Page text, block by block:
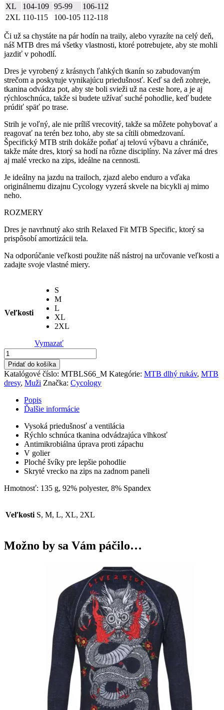
XL
104-109 95-99
106-112
2XL 110-115 100-105 112-118
Či už sa chystáte na pár hodín na traily, alebo vyrazíte na celý deň,
náš MTB dres má všetky vlastnosti, ktoré potrebujete, aby ste mohli
jazdiť v pohodlí.
Dres je vyrobený z krásnych ľahkých tkanín so zabudovaným
strečom a poskytuje vynikajúcu priedušnosť. Keď sa deň zohreje,
tkanina odvádza pot, aby ste boli svieži už na ceste hore, a je aj
rýchloschnúca, takže si budete užívať suché pohodlie, keď budete
prúdiť späť po trase.
Strih je voľný, ale nie príliš vrecovitý, takže sa môžete pohybovať a
reagovať na terén bez toho, aby ste sa cítili obmedzovaní.
Špecifický MTB strih dokáže poňať aj telovú výbavu a chrániče,
takže máte dres, ktorý sa hodí na rôzne disciplíny. Na záver má dres
aj malé vrecko na zips, ideálne na cennosti.
Je ideálny na jazdu na trailoch, zjazd alebo enduro a vďaka
originálnemu dizajnu Cycology vyzerá skvele na bicykli aj mimo
neho.
ROZMERY
Dres je navrhnutý ako strih Relaxed Fit MTB Specific, ktorý sa
prispôsobí amortizácii tela.
Na odporúčanie veľkosti použite náš nástroj na určovanie veľkosti a
zadajte svoje vlastné miery.
Veľkosti
S
M
L
XL
2XL
Vymazať
množstvo
Dres
MTB
dlhý
rukáv
Chaos
Theory
Pridať do košíka
Katalógové číslo: MTBLS66_M Kategórie: MTB dlhý rukáv, MTB
dresy, Muži Značka: Cycology
Popis
Ďalšie informácie
Vysoká priedušnosť a ventilácia
Rýchlo schnúca tkanina odvádzajúca vlhkosť
Antimikrobiálna úprava proti zápachu
V golier
Ploché švíky pre lepšie pohodlie
Skryté vrecko na zips na zadnom paneli
Hmotnosť: 135 g, 92% polyester, 8% Spandex
Veľkosti S, M, L, XL, 2XL
Možno by sa Vám páčilo…